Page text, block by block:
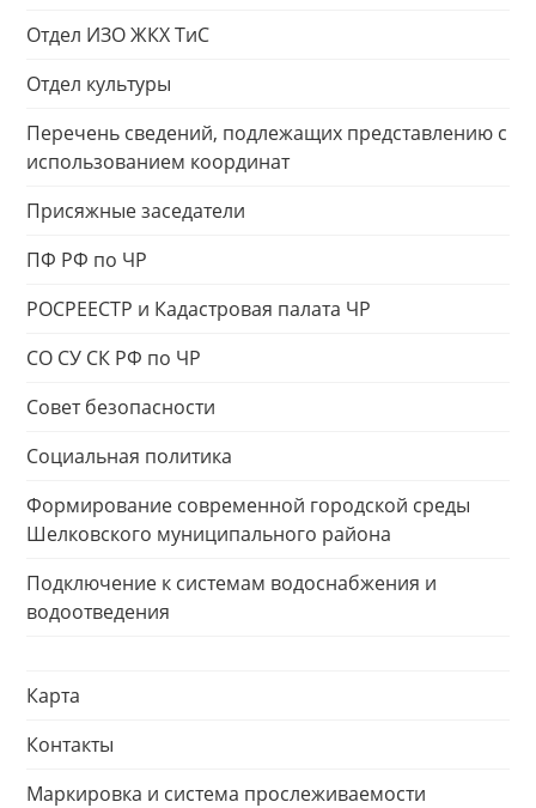
Отдел ИЗО ЖКХ ТиС
Отдел культуры
Перечень сведений, подлежащих представлению с
использованием координат
Присяжные заседатели
ПФ РФ по ЧР
РОСРЕЕСТР и Кадастровая палата ЧР
СО СУ СК РФ по ЧР
Совет безопасности
Социальная политика
Формирование современной городской среды
Шелковского муниципального района
Подключение к системам водоснабжения и
водоотведения
Карта
Контакты
Маркировка и система прослеживаемости